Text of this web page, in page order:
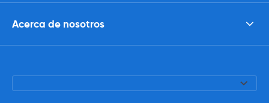
Acerca de nosotros